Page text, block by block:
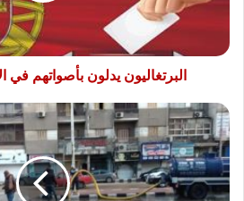
البرتغاليون يدلون بأصواتهم في
الأرصاد
تعلن
طوارئ
"الشبورة
والأمطار":